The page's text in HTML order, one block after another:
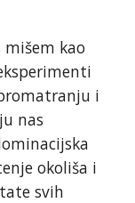
mišem kao
i
nas
okoliša i
svih